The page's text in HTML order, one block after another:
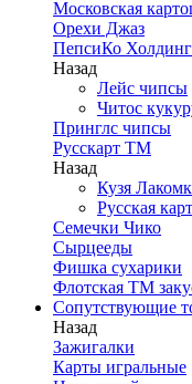
Московская
Орехи Джаз
ПепсиКо
Назад
Лейс чипсы
Читос
Принглс чипсы
Русскарт ТМ
Назад
Кузя
Русская
Семечки Чико
Сырцееды
Фишка сухарики
Флотская ТМ
Сопутствующие
Назад
Зажигалки
Карты игральные